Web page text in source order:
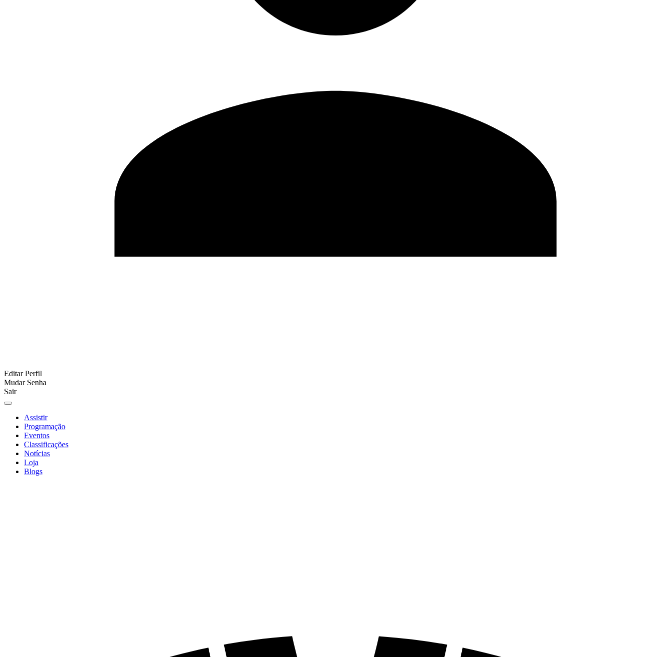
Editar Perfil
Mudar Senha
Sair
Assistir
Programação
Eventos
Classificações
Notícias
Loja
Blogs